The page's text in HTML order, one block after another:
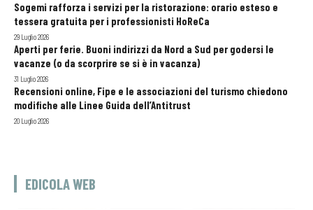
Sogemi rafforza i servizi per la ristorazione: orario esteso e
tessera gratuita per i professionisti HoReCa
29 Luglio 2026
Aperti per ferie. Buoni indirizzi da Nord a Sud per godersi le
vacanze (o da scorprire se si è in vacanza)
31 Luglio 2026
Recensioni online, Fipe e le associazioni del turismo chiedono
modifiche alle Linee Guida dell’Antitrust
20 Luglio 2026
EDICOLA WEB